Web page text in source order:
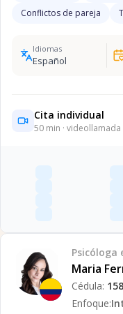
Conflictos de pareja
Idiomas
Español
Cita individual
50 min · videollamada
Psicóloga
Maria
Cédula:
Enfoque: